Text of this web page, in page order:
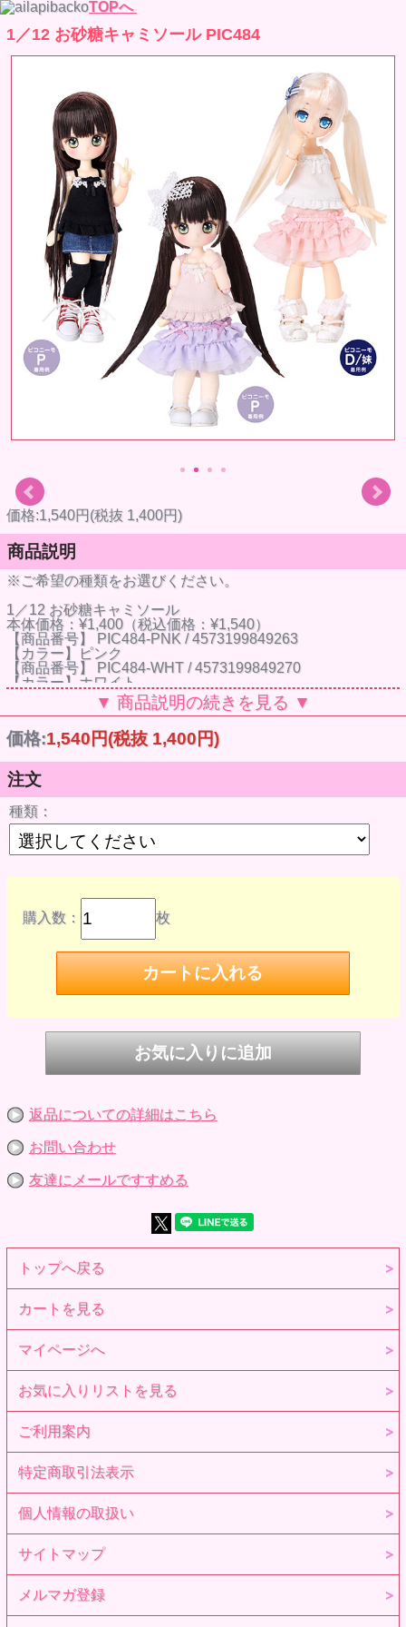
TOPへ
1／12 お砂糖キャミソール PIC484
価格:1,540円(税抜 1,400円)
商品説明
※ご希望の種類をお選びください。
1／12 お砂糖キャミソール
本体価格：¥1,400（税込価格：¥1,540）
【商品番号】 PIC484-PNK / 4573199849263
【カラー】ピンク
【商品番号】 PIC484-WHT / 4573199849270
【カラー】ホワイト
【商品番号】 PIC484-BLK / 4573199849287
【カラー】ブラック
【サイズ】ピコニーモ(1/12スケール)ボディ推奨
【メーカー】アゾンインターナショナル
▼ 商品説明の続きを見る ▼
価格:1,540円(税抜 1,400円)
注文
種類：
購入数： 枚
返品についての詳細はこちら
お問い合わせ
友達にメールですすめる
トップへ戻る
カートを見る
マイページへ
お気に入りリストを見る
ご利用案内
特定商取引法表示
個人情報の取扱い
サイトマップ
メルマガ登録